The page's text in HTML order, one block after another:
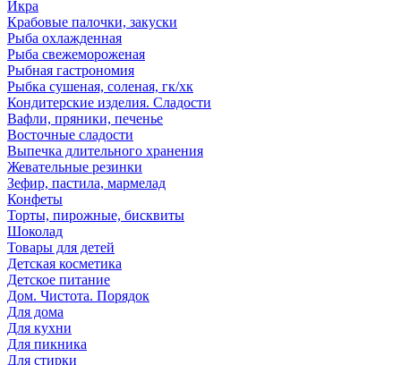
Икра
Крабовые палочки, закуски
Рыба охлажденная
Рыба свежемороженая
Рыбная гастрономия
Рыбка сушеная, соленая, гк/хк
Кондитерские изделия. Сладости
Вафли, пряники, печенье
Восточные сладости
Выпечка длительного хранения
Жевательные резинки
Зефир, пастила, мармелад
Конфеты
Торты, пирожные, бисквиты
Шоколад
Товары для детей
Детская косметика
Детское питание
Дом. Чистота. Порядок
Для дома
Для кухни
Для пикника
Для стирки